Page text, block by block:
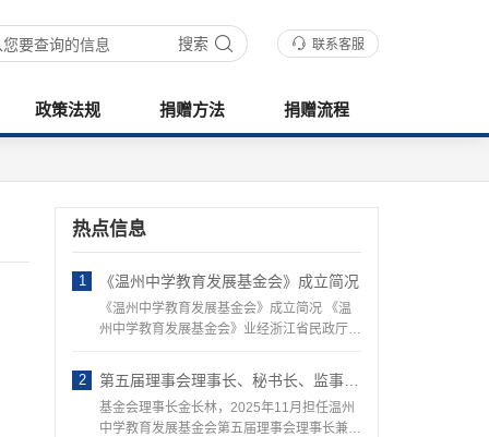
联系客服
搜索
政策法规 捐赠方法 捐赠流程
热点信息
1 《温州中学教育发展基金会》成立简况
《温州中学教育发展基金会》成立简况 《温
州中学教育发展基金会》业经浙江省民政厅
2 第五届理事会理事长、秘书长、监事工作职责简介
基金会理事长金长林，2025年11月担任温州
中学教育发展基金会第五届理事会理事长兼法